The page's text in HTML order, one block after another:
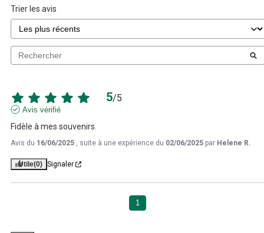
Trier les avis
5/5
Avis vérifié
Fidèle à mes souvenirs.
Avis du 16/06/2025 , suite à une expérience du 02/06/2025 par Helene R.
Utile(0) Signaler
1